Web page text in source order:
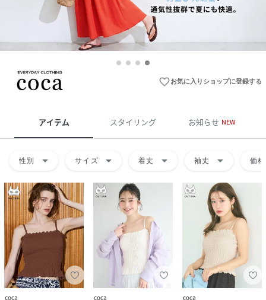
favorite_borderお気に入りショップに登録する
アイテム スタイリング お知らせ NEW
性別 arrow_drop_down サイズ arrow_drop_down 着丈 arrow_drop_down 袖丈 arrow_drop_down 価格
coca
coca
coca